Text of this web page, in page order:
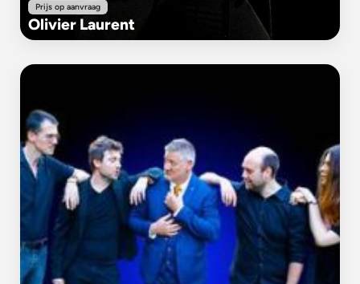
Prijs op aanvraag
Olivier Laurent